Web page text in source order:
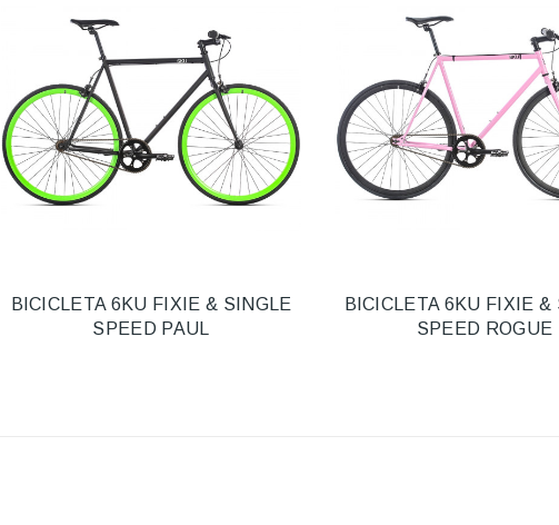
BICICLETA 6KU FIXIE & SINGLE
SPEED PAUL
BICICLETA 6KU FIXIE &
SPEED ROGUE